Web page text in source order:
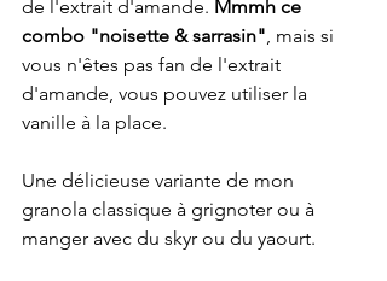
de l'extrait d'amande. Mmmh ce
combo "noisette & sarrasin", mais si
vous n'êtes pas fan de l'extrait
d'amande, vous pouvez utiliser la
vanille à la place.
Une délicieuse variante de mon
granola classique à grignoter ou à
manger avec du skyr ou du yaourt.